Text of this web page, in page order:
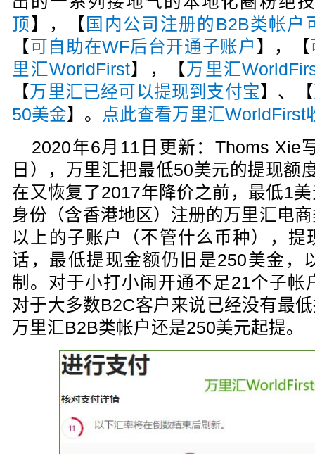
顶 】，【 国内公司注册的B2B类帐户
【 可自助在WF后台开通子账户 】，【
里汇WorldFirst】，【 万里汇
【万里汇已经可以提现到支付宝】、【
50美金】。 点此查看万里汇WorldFirst
2020年6月11日更新：Thoms Xie
日），万里汇把最低50美元的提现额
在又恢复了2017年降价之前，最低1
身份（含香港地区）注册的万里汇电
以上的子账户（不管什么币种），提
话，最低提现金额仍旧是250美金，
制。对于小打小闹开通不足21个子帐
对于大多数B2C客户来说已经没有最
万里汇B2B类帐户还是250美元起提。